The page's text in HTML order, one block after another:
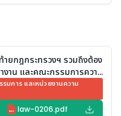
ายกฎกระทรวงฯ รวมถึงต้อง
งาน และคณะกรรมการความ
ในการทำงาน ของสถาน
มการ และหน่วยงานความ
PDF law-0206.pdf